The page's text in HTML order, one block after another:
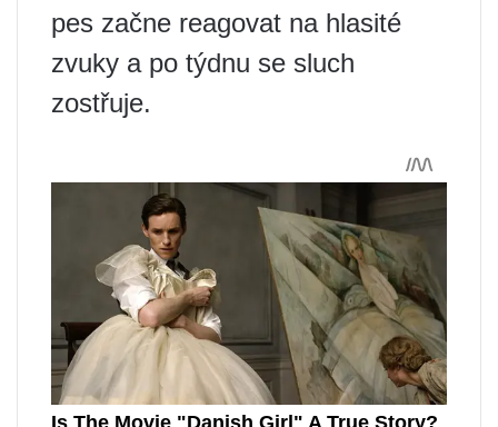
pes začne reagovat na hlasité
zvuky a po týdnu se sluch
zostřuje.